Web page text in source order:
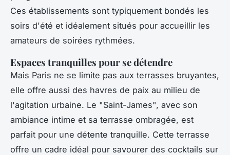
Ces établissements sont typiquement bondés les
soirs d'été et idéalement situés pour accueillir les
amateurs de soirées rythmées.
Espaces tranquilles pour se détendre
Mais Paris ne se limite pas aux terrasses bruyantes,
elle offre aussi des havres de paix au milieu de
l'agitation urbaine. Le "Saint-James", avec son
ambiance intime et sa terrasse ombragée, est
parfait pour une détente tranquille. Cette terrasse
offre un cadre idéal pour savourer des cocktails sur